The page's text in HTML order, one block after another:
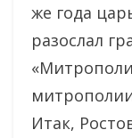
же года
разослал
Итак,